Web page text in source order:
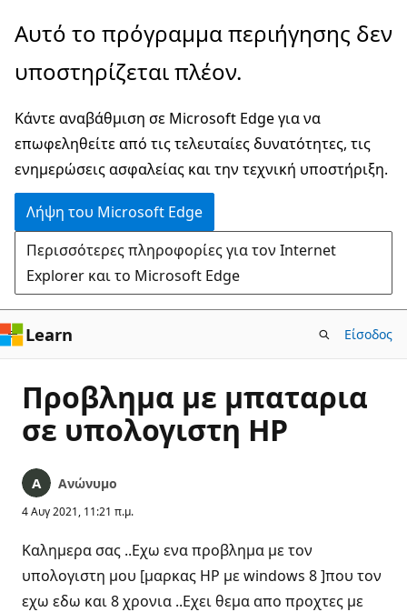
Παράλειψη
μετάβαση
κύριο
περιεχόμενο
Αυτό το πρόγραμμα περιήγησης δεν
υποστηρίζεται πλέον.
Κάντε αναβάθμιση σε Microsoft Edge για να
επωφεληθείτε από τις τελευταίες δυνατότητες, τις
ενημερώσεις ασφαλείας και την τεχνική υποστήριξη.
Λήψη του Microsoft Edge
Περισσότερες πληροφορίες για τον Internet
Explorer και το Microsoft Edge
Learn Είσοδος
Προβλημα με μπαταρια
σε υπολογιστη HP
Ανώνυμο
4 Αυγ 2021, 11:21 π.μ.
Καλημερα σας ..Εχω ενα προβλημα με τον
υπολογιστη μου [μαρκας HP με windows 8 ]που τον
εχω εδω και 8 χρονια ..Εχει θεμα απο προχτες με